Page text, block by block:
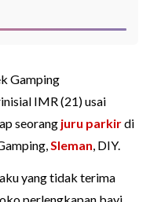
Gamping
IMR (21) usai
seorang juru parkirdi
Sleman, DIY.
yang tidak terima